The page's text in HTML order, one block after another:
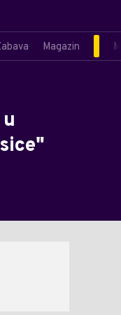
Magazin